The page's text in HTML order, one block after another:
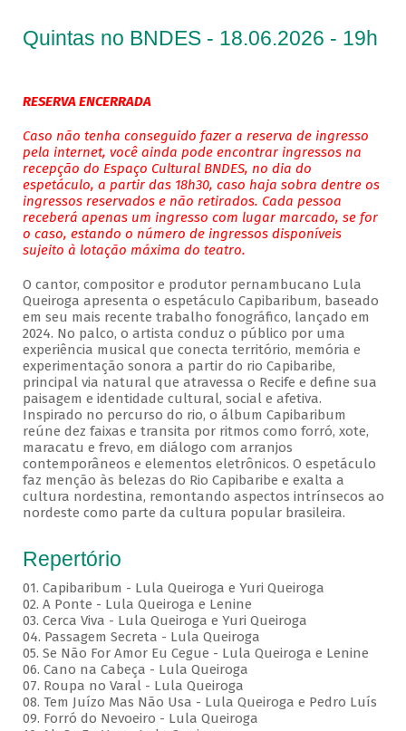
Quintas no BNDES - 18.06.2026 - 19h
RESERVA ENCERRADA
Caso não tenha conseguido fazer a reserva de ingresso
pela internet, você ainda pode encontrar ingressos na
recepção do Espaço Cultural BNDES, no dia do
espetáculo, a partir das 18h30, caso haja sobra dentre os
ingressos reservados e não retirados. Cada pessoa
receberá apenas um ingresso com lugar marcado, se for
o caso, estando o número de ingressos disponíveis
sujeito à lotação máxima do teatro.
O cantor, compositor e produtor pernambucano Lula
Queiroga apresenta o espetáculo Capibaribum, baseado
em seu mais recente trabalho fonográfico, lançado em
2024. No palco, o artista conduz o público por uma
experiência musical que conecta território, memória e
experimentação sonora a partir do rio Capibaribe,
principal via natural que atravessa o Recife e define sua
paisagem e identidade cultural, social e afetiva.
Inspirado no percurso do rio, o álbum Capibaribum
reúne dez faixas e transita por ritmos como forró, xote,
maracatu e frevo, em diálogo com arranjos
contemporâneos e elementos eletrônicos. O espetáculo
faz menção às belezas do Rio Capibaribe e exalta a
cultura nordestina, remontando aspectos intrínsecos ao
nordeste como parte da cultura popular brasileira.
Repertório
01. Capibaribum - Lula Queiroga e Yuri Queiroga
02. A Ponte - Lula Queiroga e Lenine
03. Cerca Viva - Lula Queiroga e Yuri Queiroga
04. Passagem Secreta - Lula Queiroga
05. Se Não For Amor Eu Cegue - Lula Queiroga e Lenine
06. Cano na Cabeça - Lula Queiroga
07. Roupa no Varal - Lula Queiroga
08. Tem Juízo Mas Não Usa - Lula Queiroga e Pedro Luís
09. Forró do Nevoeiro - Lula Queiroga